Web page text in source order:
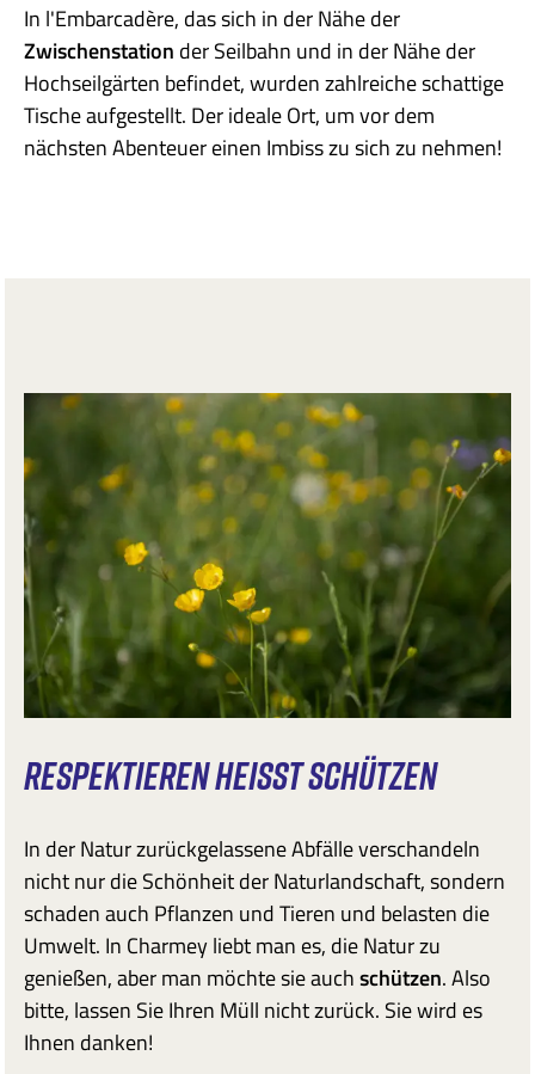
In l'Embarcadère, das sich in der Nähe der
Zwischenstation der Seilbahn und in der Nähe der
Hochseilgärten befindet, wurden zahlreiche schattige
Tische aufgestellt. Der ideale Ort, um vor dem
nächsten Abenteuer einen Imbiss zu sich zu nehmen!
RESPEKTIEREN HEISST SCHÜTZEN
In der Natur zurückgelassene Abfälle verschandeln
nicht nur die Schönheit der Naturlandschaft, sondern
schaden auch Pflanzen und Tieren und belasten die
Umwelt. In Charmey liebt man es, die Natur zu
genießen, aber man möchte sie auchschützen. Also
bitte, lassen Sie Ihren Müll nicht zurück. Sie wird es
Ihnen danken!